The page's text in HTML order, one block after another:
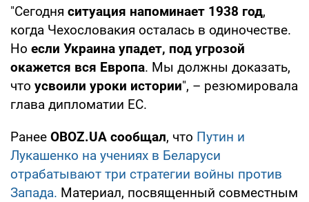
"Сегодня ситуация напоминает 1938 год,
когда Чехословакия осталась в одиночестве.
Но если Украина упадет, под угрозой
окажется вся Европа. Мы должны доказать,
что усвоили уроки истории", – резюмировала
глава дипломатии ЕС.
Ранее OBOZ.UA сообщал, что Путин и
Лукашенко на учениях в Беларуси
отрабатывают три стратегии войны против
Запада. Материал, посвященный совместным